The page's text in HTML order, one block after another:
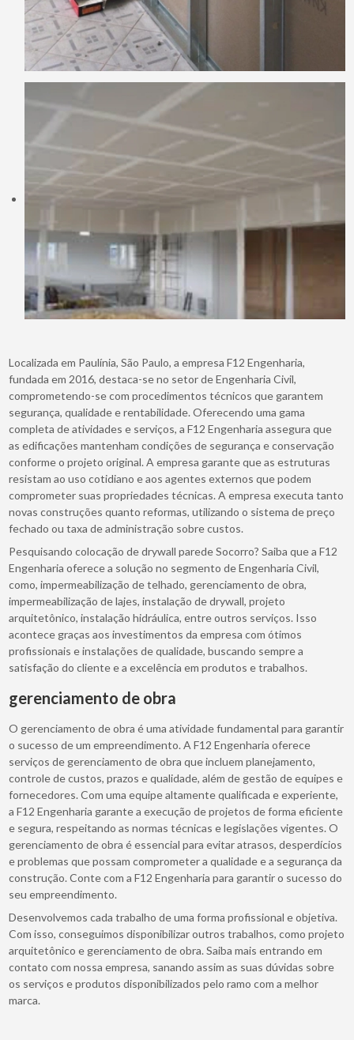
Localizada em Paulínia, São Paulo, a empresa F12 Engenharia,
fundada em 2016, destaca-se no setor de Engenharia Civil,
comprometendo-se com procedimentos técnicos que garantem
segurança, qualidade e rentabilidade. Oferecendo uma gama
completa de atividades e serviços, a F12 Engenharia assegura que
as edificações mantenham condições de segurança e conservação
conforme o projeto original. A empresa garante que as estruturas
resistam ao uso cotidiano e aos agentes externos que podem
comprometer suas propriedades técnicas. A empresa executa tanto
novas construções quanto reformas, utilizando o sistema de preço
fechado ou taxa de administração sobre custos.
Pesquisando colocação de drywall parede Socorro? Saiba que a F12
Engenharia oferece a solução no segmento de Engenharia Civil,
como, impermeabilização de telhado, gerenciamento de obra,
impermeabilização de lajes, instalação de drywall, projeto
arquitetônico, instalação hidráulica, entre outros serviços. Isso
acontece graças aos investimentos da empresa com ótimos
profissionais e instalações de qualidade, buscando sempre a
satisfação do cliente e a excelência em produtos e trabalhos.
gerenciamento de obra
O gerenciamento de obra é uma atividade fundamental para garantir
o sucesso de um empreendimento. A F12 Engenharia oferece
serviços de gerenciamento de obra que incluem planejamento,
controle de custos, prazos e qualidade, além de gestão de equipes e
fornecedores. Com uma equipe altamente qualificada e experiente,
a F12 Engenharia garante a execução de projetos de forma eficiente
e segura, respeitando as normas técnicas e legislações vigentes. O
gerenciamento de obra é essencial para evitar atrasos, desperdícios
e problemas que possam comprometer a qualidade e a segurança da
construção. Conte com a F12 Engenharia para garantir o sucesso do
seu empreendimento.
Desenvolvemos cada trabalho de uma forma profissional e objetiva.
Com isso, conseguimos disponibilizar outros trabalhos, como projeto
arquitetônico e gerenciamento de obra. Saiba mais entrando em
contato com nossa empresa, sanando assim as suas dúvidas sobre
os serviços e produtos disponibilizados pelo ramo com a melhor
marca.